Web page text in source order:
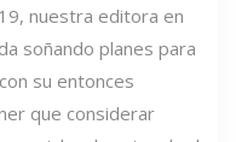
nuestra editora en
soñando planes para
su entonces
que considerar